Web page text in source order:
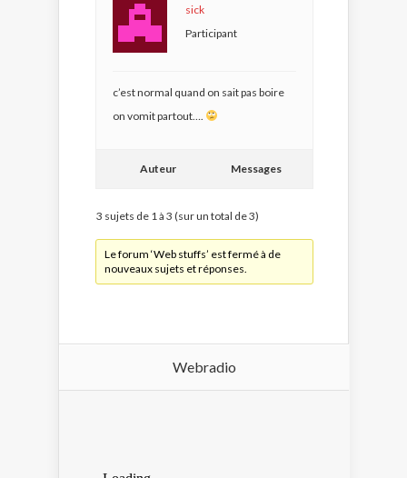
sick
Participant
c’est normal quand on sait pas boire
on vomit partout….
Auteur Messages
3 sujets de 1 à 3 (sur un total de 3)
Le forum ‘Web stuffs’ est fermé à de
nouveaux sujets et réponses.
Webradio